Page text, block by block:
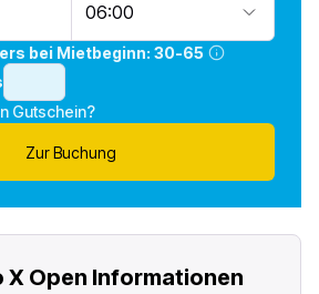
06:00
bei Mietbeginn: 30-65
Gutschein?
Zur Buchung
X Open Informationen